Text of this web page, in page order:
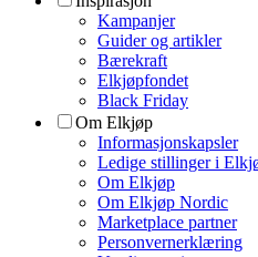
Kampanjer
Guider og artikler
Bærekraft
Elkjøpfondet
Black Friday
Om Elkjøp
Informasjonskapsler
Ledige stillinger i
Om Elkjøp
Om Elkjøp Nordic
Marketplace partner
Personvernerklæring